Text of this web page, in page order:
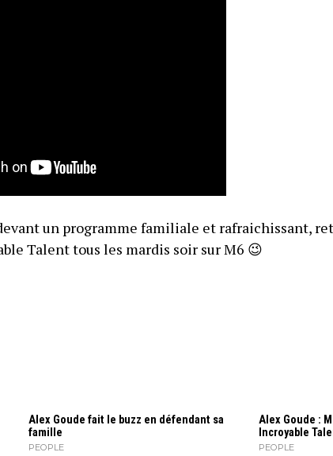
un programme familiale et rafraichissant,
Talent tous les mardis soir sur M6 😉
Alex Goude fait le buzz en défendant sa
famille
PEOPLE
Alex Goude :
Incroyable
PEOPLE